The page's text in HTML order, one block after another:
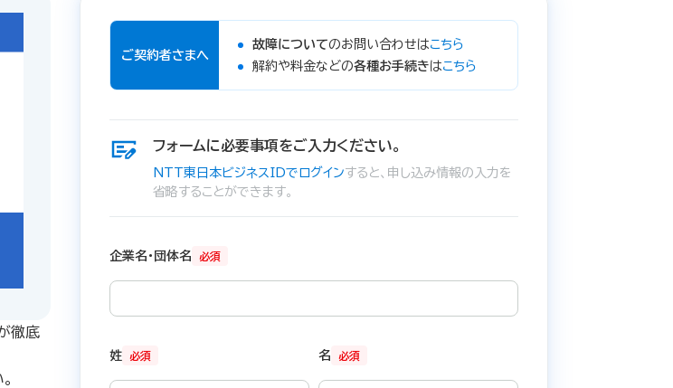
徹底
ご契約者さまへ
故障についてのお問い合わせはこちら
解約や料金などの各種お手続きはこちら
フォームに必要事項をご入力ください。
NTT東日本ビジネスIDでログインすると、申し込み情報の入力を
省略することができます。
必須
企業名・団体名
必須
姓 必須
名